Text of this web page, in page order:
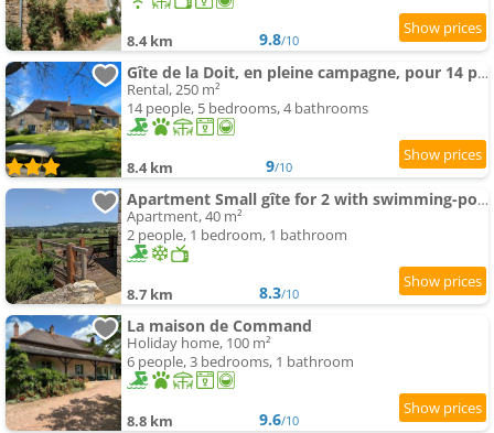
8.4 km 9.8/10
Gîte de la Doit, en pleine campagne, pour 14 pers
Rental, 250 m²
14 people, 5 bedrooms, 4 bathrooms
8.4 km 9/10
Apartment Small gîte for 2 with swimming-pool in peaceful Burgundy
Apartment, 40 m²
2 people, 1 bedroom, 1 bathroom
8.7 km 8.3/10
La maison de Command
Holiday home, 100 m²
6 people, 3 bedrooms, 1 bathroom
8.8 km 9.6/10